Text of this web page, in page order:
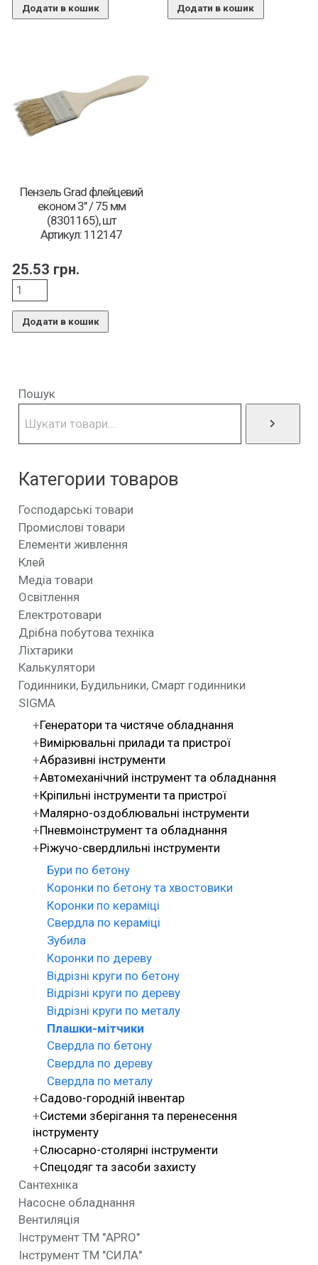
Додати в кошик Додати в кошик
Пензель Grad флейцевий
економ 3″ / 75 мм
(8301165), шт
Артикул: 112147
25.53 грн.
Додати в кошик
Пошук
Категории товаров
Господарські товари
Промислові товари
Елементи живлення
Клей
Медіа товари
Освітлення
Електротовари
Дрібна побутова техніка
Ліхтарики
Калькулятори
Годинники, Будильники, Смарт годинники
SIGMA
Генератори та чистяче обладнання
Вимірювальні прилади та пристрої
Абразивні інструменти
Автомеханічний інструмент та обладнання
Кріпильні інструменти та пристрої
Малярно-оздоблювальні інструменти
Пневмоінструмент та обладнання
Ріжучо-свердлильні інструменти
Бури по бетону
Коронки по бетону та хвостовики
Коронки по кераміці
Свердла по кераміці
Зубила
Коронки по дереву
Відрізні круги по бетону
Відрізні круги по дереву
Відрізні круги по металу
Плашки-мітчики
Свердла по бетону
Свердла по дереву
Свердла по металу
Садово-городній інвентар
Системи зберігання та перенесення
інструменту
Слюсарно-столярні інструменти
Спецодяг та засоби захисту
Сантехніка
Насосне обладнання
Вентиляція
Інструмент ТМ "APRO"
Інструмент ТМ "СИЛА"